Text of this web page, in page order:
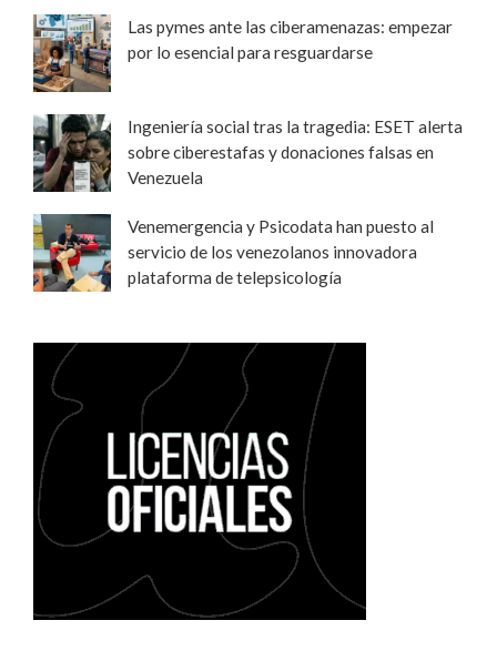
Las pymes ante las ciberamenazas: empezar
por lo esencial para resguardarse
Ingeniería social tras la tragedia: ESET alerta
sobre ciberestafas y donaciones falsas en
Venezuela
Venemergencia y Psicodata han puesto al
servicio de los venezolanos innovadora
plataforma de telepsicología